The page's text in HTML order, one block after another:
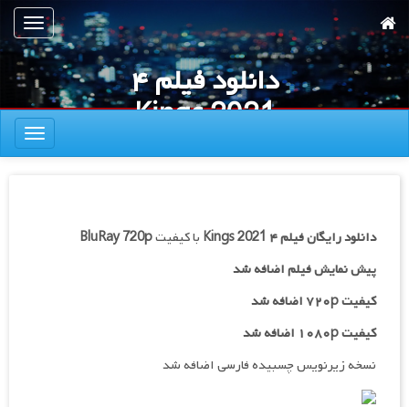
به
محتوای
اصلی
ناوبری
دانلود فیلم ۴
Kings 2021
ناوبری
دانلود رایگان فیلم۴ Kings 2021 با کیفیتBluRay 720p
پیش نمایش فیلم اضافه شد
کیفیت ۷۲۰p اضافه شد
کیفیت ۱۰۸۰p اضافه شد
نسخه زیرنویس چسبیده فارسی اضافه شد